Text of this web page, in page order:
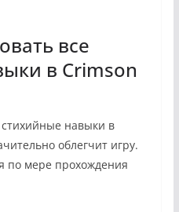
все
в Crimson
стихийные навыки в
облегчит игру.
по мере прохождения